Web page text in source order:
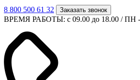
8 800 500 61 32 Заказать звонок
ВРЕМЯ РАБОТЫ: с 09.00 до 18.00 / ПН